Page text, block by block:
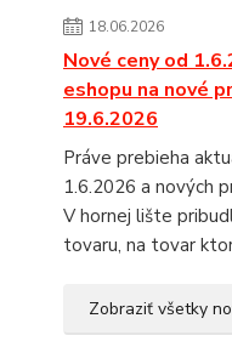
18.06.2026
Nové ceny od
eshopu na nové
19.6.2026
Práve prebieha
1.6.2026 a nových
V hornej lište
tovaru, na tovar
Zobraziť všetky